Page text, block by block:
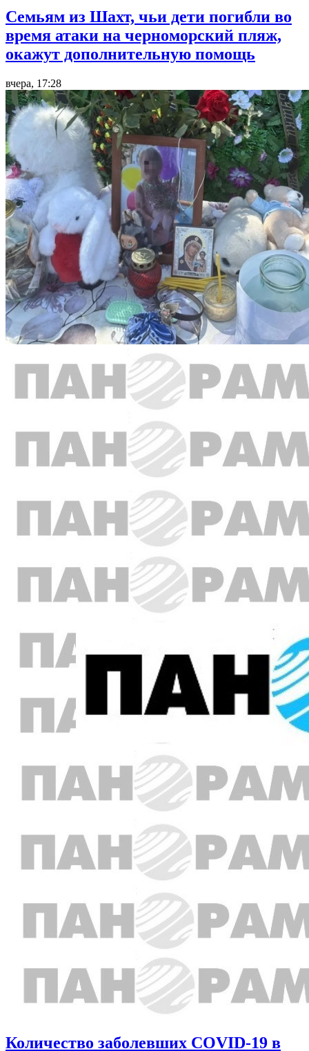
Семьям из Шахт, чьи дети погибли во
время атаки на черноморский пляж,
окажут дополнительную помощь
вчера, 17:28
Количество заболевших COVID-19 в